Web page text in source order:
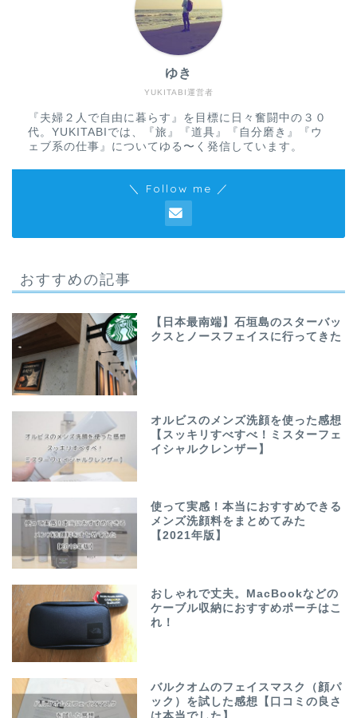
YUKITABI運営者
ゆき
『夫婦２人で自由に暮らす』を目標に日々奮闘中の３０
代。YUKITABIでは、『旅』『道具』『自分磨き』『ウ
ェブ系の仕事』についてゆる〜く発信しています。
＼ Follow me ／
おすすめの記事
【日本最南端】石垣島のスターバッ
クスとノースフェイスに行ってきた
オルビスのメンズ洗顔を使った感想
【スッキリすべすべ！ミスターフェ
イシャルクレンザー】
使って実感！本当におすすめできる
メンズ洗顔料をまとめてみた
【2021年版】
おしゃれで丈夫。MacBookなどの
ケーブル収納におすすめポーチはこ
れ！
バルクオムのフェイスマスク（顔パ
ック）を試した感想【口コミの良さ